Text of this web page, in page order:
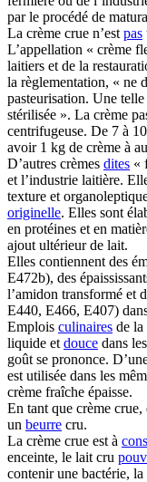
par le procédé de
La crème crue n’est pas
L’appellation « crème
laitiers et de la
la règlementation, « ne
pasteurisation. Une
stérilisée ». La crème
centrifugeuse. De 7 à
avoir 1 kg de crème à au
D’autres crèmes dites «
et l’industrie laitière.
texture et
originelle. Elles sont
en protéines et en
ajout ultérieur de lait.
Elles contiennent des
E472b), des
l’amidon transformé et
E440, E466, E407)
Emplois culinaires de la
liquide et douce dans les
goût se prononce.
est utilisée dans les
crème fraîche épaisse.
En tant que crème
un beurre cru.
La crème crue est à
enceinte, le lait cru
contenir une bactérie,